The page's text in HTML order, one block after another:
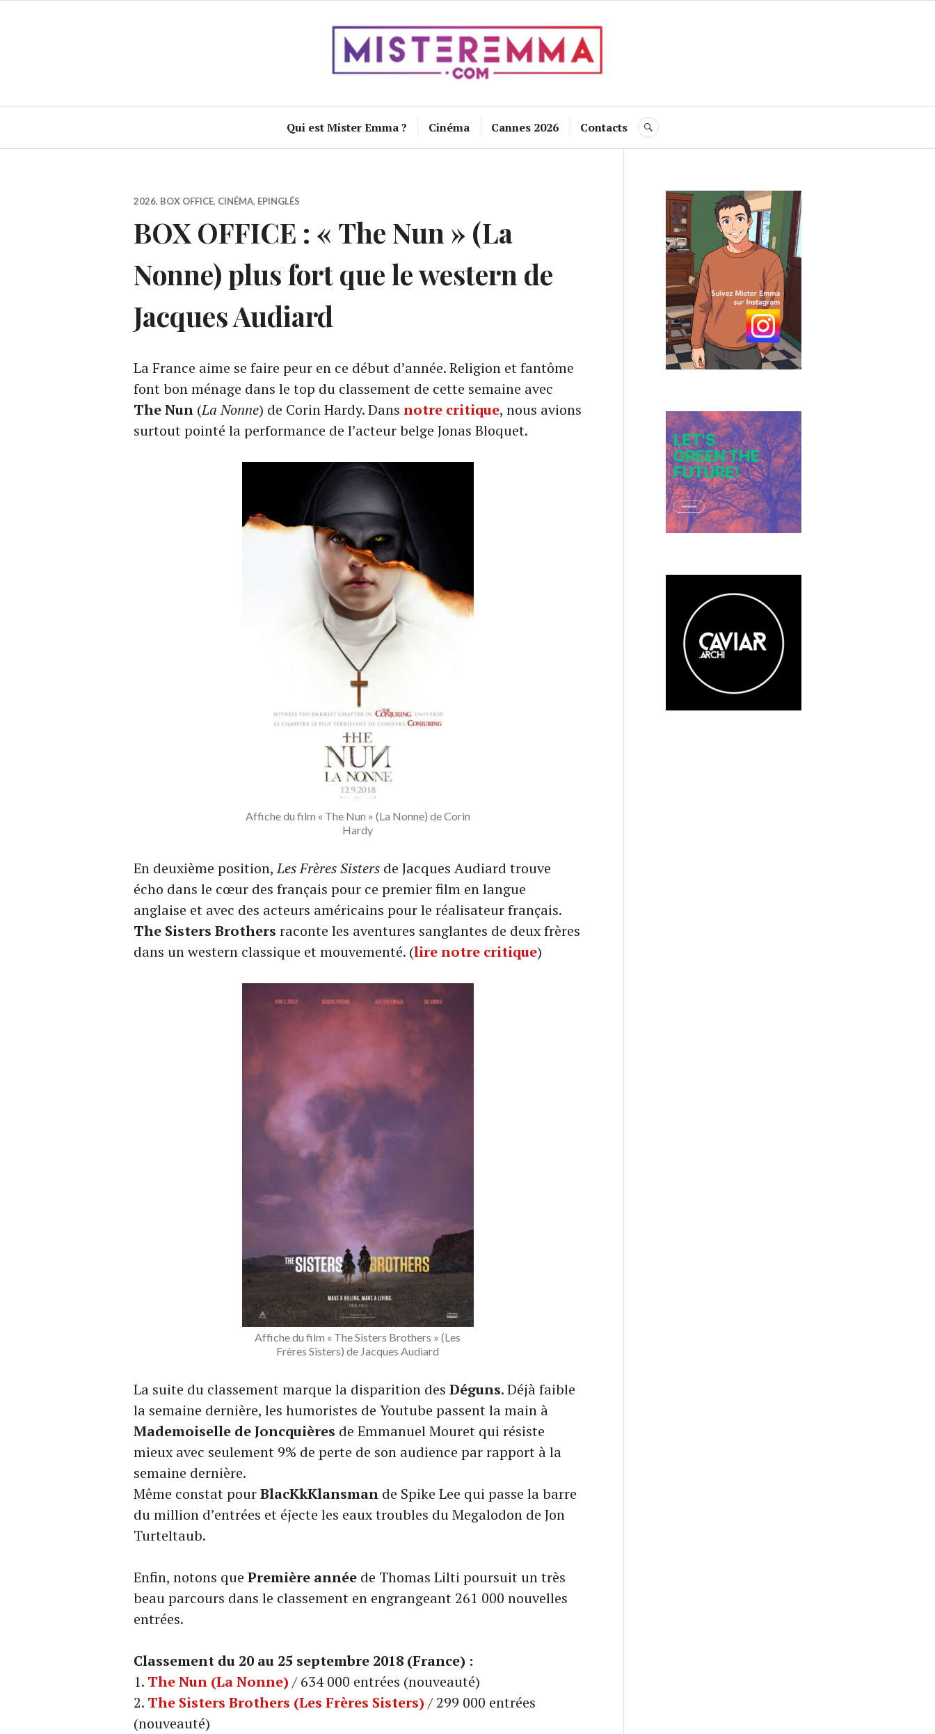
Qui est Mister Emma ? Cinéma Cannes 2026 Contacts RECHERCHE
2026, BOX OFFICE, CINÉMA, EPINGLÉS
BOX OFFICE : « The Nun » (La
Nonne) plus fort que le western de
Jacques Audiard
La France aime se faire peur en ce début d’année. Religion et fantôme
font bon ménage dans le top du classement de cette semaine avec
The Nun (La Nonne) de Corin Hardy. Dans notre critique, nous avions
surtout pointé la performance de l’acteur belge Jonas Bloquet.
Affiche du film « The Nun » (La Nonne) de Corin
Hardy
En deuxième position,Les Frères Sisters de Jacques Audiard trouve
écho dans le cœur des français pour ce premier film en langue
anglaise et avec des acteurs américains pour le réalisateur français.
The Sisters Brothers raconte les aventures sanglantes de deux frères
dans un western classique et mouvementé. (lire notre critique)
Affiche du film « The Sisters Brothers » (Les
Frères Sisters) de Jacques Audiard
La suite du classement marque la disparition des Déguns. Déjà faible
la semaine dernière, les humoristes de Youtube passent la main à
Mademoiselle de Joncquières de Emmanuel Mouret qui résiste
mieux avec seulement 9% de perte de son audience par rapport à la
semaine dernière.
Même constat pourBlacKkKlansman de Spike Lee qui passe la barre
du million d’entrées et éjecte les eaux troubles du Megalodon de Jon
Turteltaub.
Enfin, notons que Première année de Thomas Lilti poursuit un très
beau parcours dans le classement en engrangeant 261 000 nouvelles
entrées.
Classement du 20 au 25 septembre 2018 (France) :
1. The Nun (La Nonne) / 634 000 entrées (nouveauté)
2. The Sisters Brothers (Les Frères Sisters) / 299 000 entrées
(nouveauté)